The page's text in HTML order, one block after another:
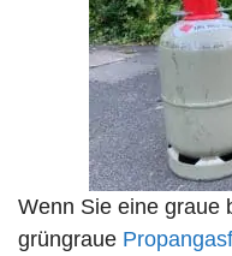
Wenn Sie eine graue
grüngraue